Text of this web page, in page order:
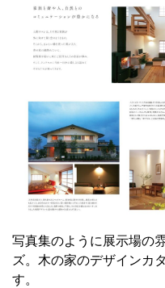
写真集のように展示場の
ズ。木の家のデザインカ
す。